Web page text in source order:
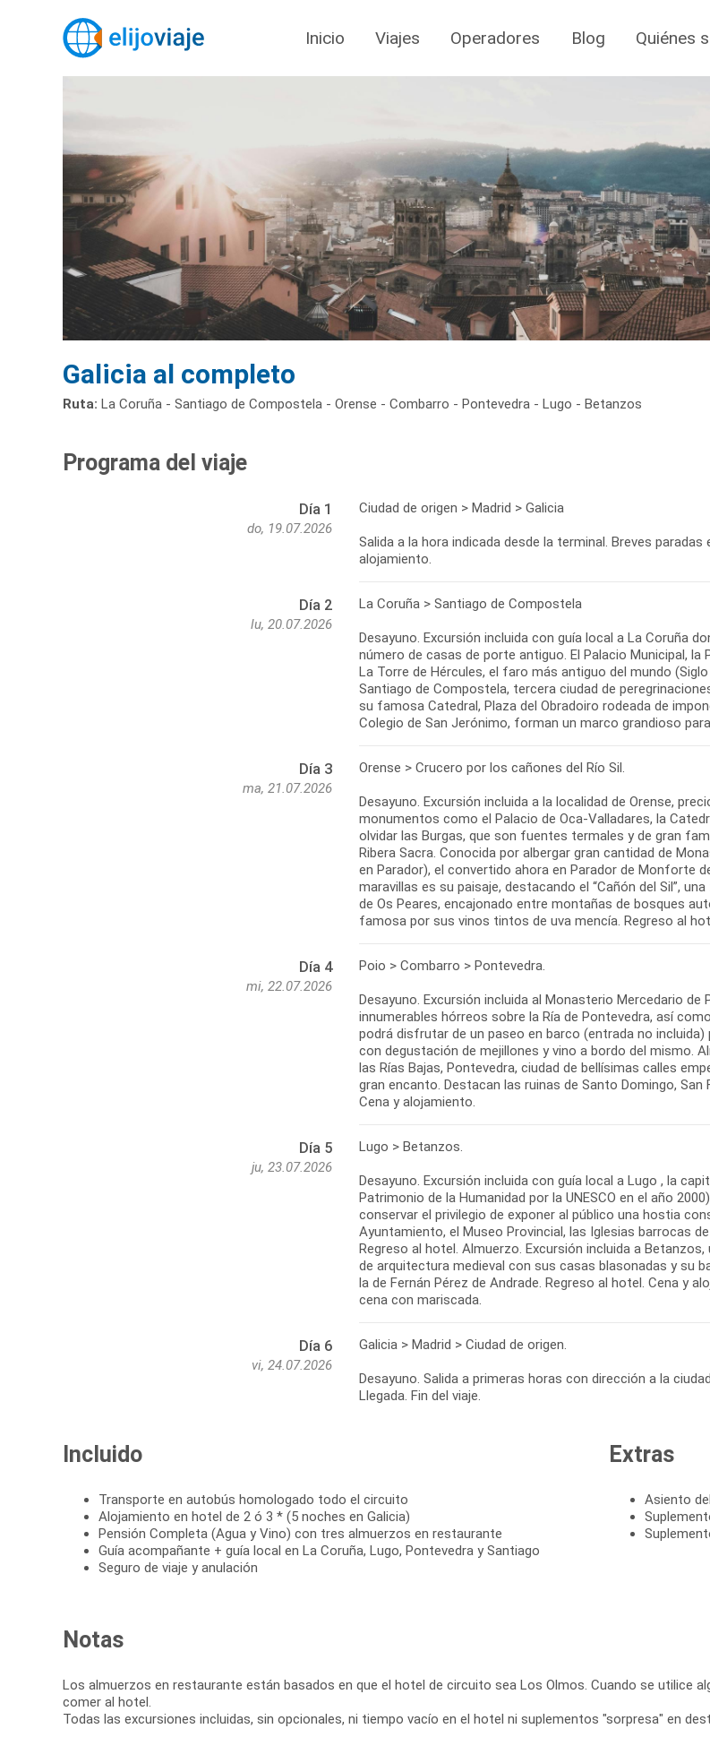
Inicio Viajes Operadores Blog Quiénes
Galicia al completo
Ruta: La Coruña - Santiago de Compostela - Orense - Combarro - Pontevedra - Lugo - Betanzos
Programa del viaje
Día 1
do, 19.07.2026
Ciudad de origen > Madrid > Galicia
Salida a la hora indicada desde la terminal. Breves
alojamiento.
Día 2
lu, 20.07.2026
La Coruña > Santiago de Compostela
Desayuno. Excursión incluida con guía local a La Coruña
número de casas de porte antiguo. El Palacio Municipal, la
La Torre de Hércules, el faro más antiguo del mundo
Santiago de Compostela, tercera ciudad de
su famosa Catedral, Plaza del Obradoiro rodeada de
Colegio de San Jerónimo, forman un marco grandioso
Día 3
ma, 21.07.2026
Orense > Crucero por los cañones del Río Sil.
Desayuno. Excursión incluida a la localidad de Orense,
monumentos como el Palacio de Oca-Valladares, la
olvidar las Burgas, que son fuentes termales y de gran
Ribera Sacra. Conocida por albergar gran cantidad de
en Parador), el convertido ahora en Parador de Monforte
maravillas es su paisaje, destacando el “Cañón del Sil”,
de Os Peares, encajonado entre montañas de bosques
famosa por sus vinos tintos de uva mencía. Regreso al
Día 4
mi, 22.07.2026
Poio > Combarro > Pontevedra.
Desayuno. Excursión incluida al Monasterio Mercedario
innumerables hórreos sobre la Ría de Pontevedra, así
podrá disfrutar de un paseo en barco (entrada no
con degustación de mejillones y vino a bordo del mismo.
las Rías Bajas, Pontevedra, ciudad de bellísimas calles
gran encanto. Destacan las ruinas de Santo Domingo,
Día 5
ju, 23.07.2026
Lugo > Betanzos.
Desayuno. Excursión incluida con guía local a Lugo , la
Patrimonio de la Humanidad por la UNESCO en el año
conservar el privilegio de exponer al público una hostia
Ayuntamiento, el Museo Provincial, las Iglesias barrocas
Regreso al hotel. Almuerzo. Excursión incluida a
de arquitectura medieval con sus casas blasonadas y su
la de Fernán Pérez de Andrade. Regreso al hotel. Cena y
cena con mariscada.
Día 6
vi, 24.07.2026
Galicia > Madrid > Ciudad de origen.
Desayuno. Salida a primeras horas con dirección a la
Incluido
Transporte en autobús homologado todo el circuito
Alojamiento en hotel de 2 ó 3 * (5 noches en Galicia)
Pensión Completa (Agua y Vino) con tres almuerzos en restaurante
Guía acompañante + guía local en La Coruña, Lugo, Pontevedra y Santiago
Seguro de viaje y anulación
Extras
Asiento
Notas
Los almuerzos en restaurante están basados en que el hotel de circuito sea Los Olmos. Cuando se utilice
comer al hotel.
Todas las excursiones incluidas, sin opcionales, ni tiempo vacío en el hotel ni suplementos "sorpresa" en